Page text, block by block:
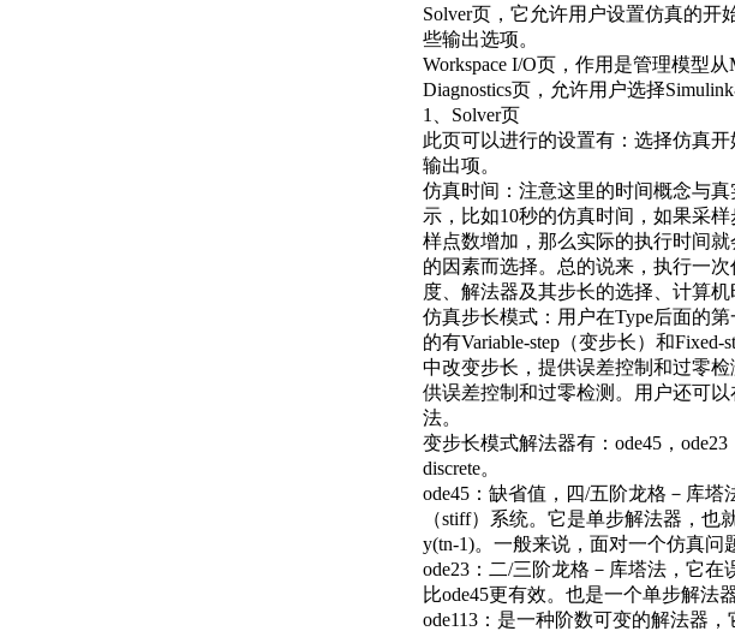
Solver页，它允许用户设置仿真的
些输出选项。
Workspace I/O页，作用是管理模型
Diagnostics页，允许用户选择
1、Solver页
此页可以进行的设置有：选择仿真
输出项。
仿真时间：注意这里的时间概念与
示，比如10秒的仿真时间，如果采
样点数增加，那么实际的执行时间
的因素而选择。总的说来，执行一
度、解法器及其步长的选择、计算机
仿真步长模式：用户在Type后面的
的有Variable-step（变步长）和
中改变步长，提供误差控制和过零
供误差控制和过零检测。用户还可
法。
变步长模式解法器有：ode45，ode23
discrete。
ode45：缺省值，四/五阶龙格－库
（stiff）系统。它是单步解法器，
y(tn-1)。一般来说，面对一个仿真问
ode23：二/三阶龙格－库塔法，它
比ode45更有效。也是一个单步解法器
ode113：是一种阶数可变的解法器